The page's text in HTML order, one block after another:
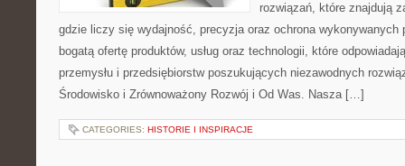
rozwiązań, które znajdują
gdzie liczy się wydajność, precyzja oraz ochrona wykonywanych
bogatą ofertę produktów, usług oraz technologii, które
przemysłu i przedsiębiorstw poszukujących niezawodnych
Środowisko i Zrównoważony Rozwój i Od Was. Nasza […]
CATEGORIES: HISTORIE I INSPIRACJE